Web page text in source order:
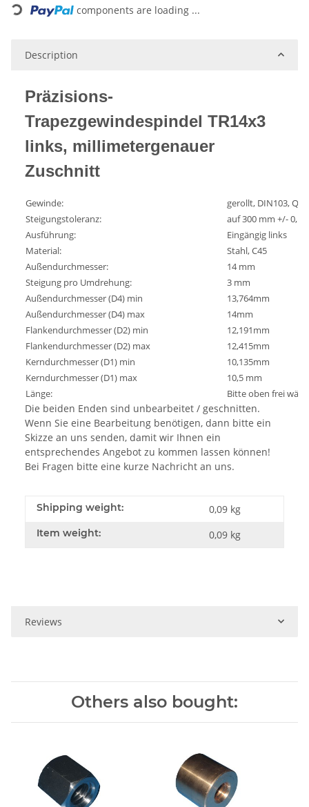
components are loading ...
Description
Präzisions-
Trapezgewindespindel TR14x3
links, millimetergenauer
Zuschnitt
Gewinde:
gerollt, DIN103,
Steigungstoleranz:
auf 300 mm +/- 0,1
Ausführung:
Eingängig links
Material:
Stahl, C45
Außendurchmesser:
14 mm
Steigung pro Umdrehung:
3 mm
Außendurchmesser (D4) min
13,764mm
Außendurchmesser (D4) max
14mm
Flankendurchmesser (D2) min
12,191mm
Flankendurchmesser (D2) max
12,415mm
Kerndurchmesser (D1) min
10,135mm
Kerndurchmesser (D1) max
10,5 mm
Länge:
Bitte oben frei
Die beiden Enden sind unbearbeitet / geschnitten.
Wenn Sie eine Bearbeitung benötigen, dann bitte ein
Skizze an uns senden, damit wir Ihnen ein
entsprechendes Angebot zu kommen lassen können!
Bei Fragen bitte eine kurze Nachricht an uns.
Shipping weight: 0,09 kg
Item weight: 0,09 kg
Reviews
Others also bought: